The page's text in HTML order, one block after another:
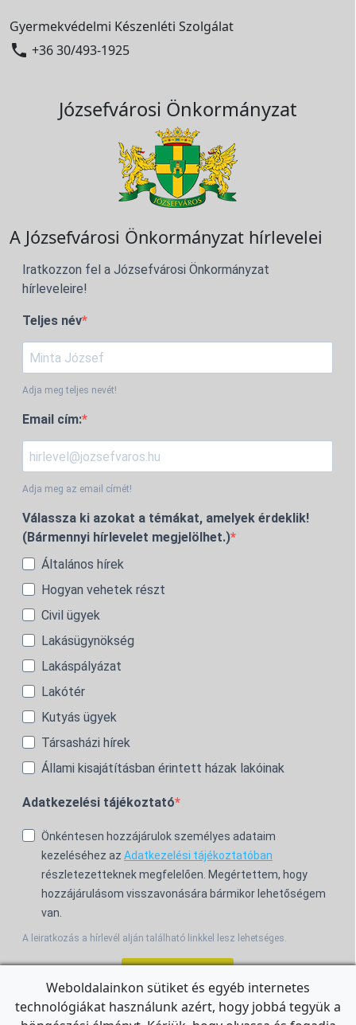
Gyermekvédelmi Készenléti Szolgálat
 +36 30/493-1925
Józsefvárosi Önkormányzat
A Józsefvárosi Önkormányzat hírlevelei
Iratkozzon fel a Józsefvárosi Önkormányzat
hírleveleire!
Teljes név
Adja meg teljes nevét!
Email cím:
Adja meg az email címét!
Válassza ki azokat a témákat, amelyek érdeklik!
(Bármennyi hírlevelet megjelölhet.)
Általános hírek
Hogyan vehetek részt
Civil ügyek
Lakásügynökség
Lakáspályázat
Lakótér
Kutyás ügyek
Társasházi hírek
Állami kisajátításban érintett házak lakóinak
Adatkezelési tájékoztató
Önkéntesen hozzájárulok személyes adataim
kezeléséhez az Adatkezelési tájékoztatóban
részletezetteknek megfelelően. Megértettem, hogy
hozzájárulásom visszavonására bármikor lehetőségem
van.
A leiratkozás a hírlevél alján található linkkel lesz lehetséges.
For the English Newsletter, clickHERE.
Weboldalainkon sütiket és egyéb internetes
technológiákat használunk azért, hogy jobbá tegyük a